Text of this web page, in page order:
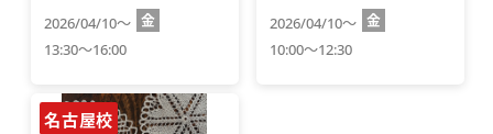
2026/04/10～ 金
13:30～16:00
2026/04/10～ 金
10:00～12:30
名古屋校